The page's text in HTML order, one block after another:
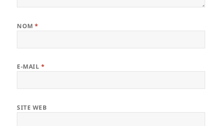
NOM*
E-MAIL *
SITE WEB